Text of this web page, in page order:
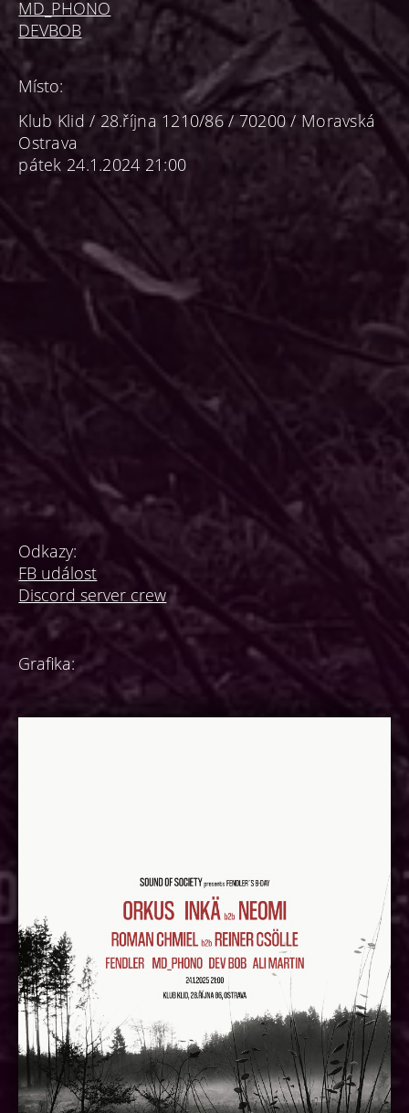
MD_PHONO
DEVBOB
Místo:
Klub Klid / 28.října 1210/86 / 70200 / Moravská
Ostrava
pátek 24.1.2024 21:00
Odkazy:
FB událost
Discord server crew
Grafika: